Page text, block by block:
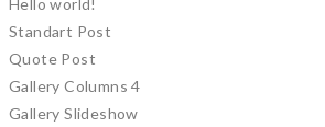
Hello world!
Standart Post
Quote Post
Gallery Columns 4
Gallery Slideshow